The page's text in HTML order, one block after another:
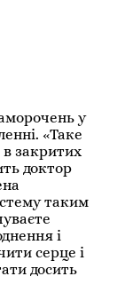
у
«Таке
в закритих
доктор
таким
і
серце і
досить